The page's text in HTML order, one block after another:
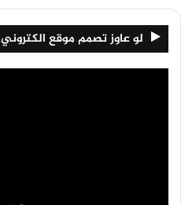
لو عاوز تصمم موقع الكتروني